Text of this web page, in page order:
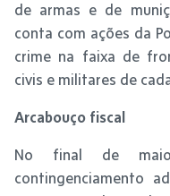
de armas e de
conta com ações da
crime na faixa de
civis e militares de
Arcabouço fiscal
No final de
contingenciamento